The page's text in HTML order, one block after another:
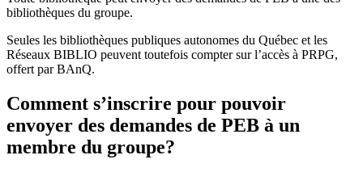
bibliothèques du groupe.
Seules les bibliothèques publiques autonomes du Québec et les
Réseaux BIBLIO peuvent toutefois compter sur l’accès à PRPG,
offert par BAnQ.
Comment s’inscrire pour pouvoir
envoyer des demandes de PEB à un
membre du groupe?